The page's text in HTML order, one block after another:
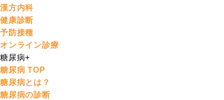
漢方内科
健康診断
予防接種
オンライン診療
糖尿病+
糖尿病 TOP
糖尿病とは？
糖尿病の診断